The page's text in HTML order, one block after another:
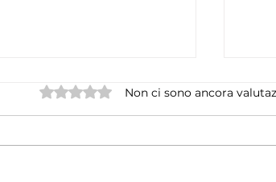
Valutazione 0 stelle su 5.
Non ci sono ancora